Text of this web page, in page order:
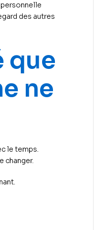
des autres
que
ne
le temps.
changer.